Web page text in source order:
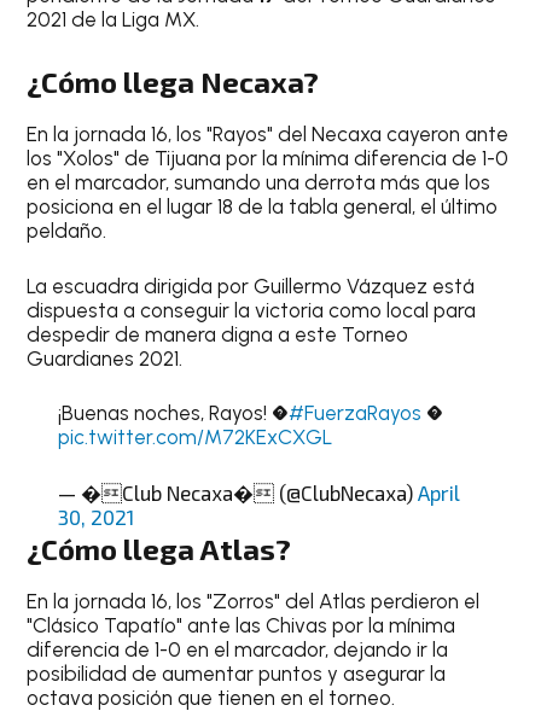
2021 de la Liga MX.
¿Cómo llega Necaxa?
En la jornada 16, los "Rayos" del Necaxa cayeron ante
los "Xolos" de Tijuana por la mínima diferencia de 1-0
en el marcador, sumando una derrota más que los
posiciona en el lugar 18 de la tabla general, el último
peldaño.
La escuadra dirigida por Guillermo Vázquez está
dispuesta a conseguir la victoria como local para
despedir de manera digna a este Torneo
Guardianes 2021.
¡Buenas noches, Rayos! �#FuerzaRayos �
pic.twitter.com/M72KExCXGL
— �Club Necaxa� (@ClubNecaxa) April
30, 2021
¿Cómo llega Atlas?
En la jornada 16, los "Zorros" del Atlas perdieron el
"Clásico Tapatío" ante las Chivas por la mínima
diferencia de 1-0 en el marcador, dejando ir la
posibilidad de aumentar puntos y asegurar la
octava posición que tienen en el torneo.